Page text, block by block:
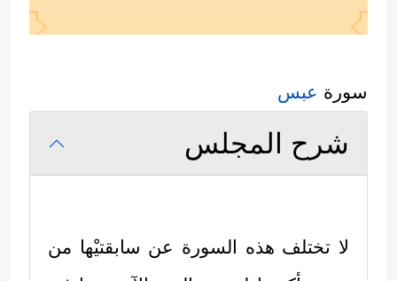
سورة عبس
شرح المجلس
لا تختلف هذه السورة عن سابقتيْها من